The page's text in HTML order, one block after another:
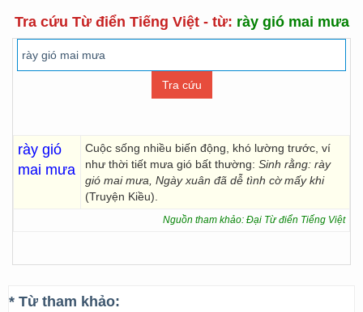
Tra cứu Từ điển Tiếng Việt - từ: rày gió mai mưa
rày gió
mai mưa
Cuộc sống nhiều biến động, khó lường trước, ví
như thời tiết mưa gió bất thường: Sinh rằng: rày
gió mai mưa, Ngày xuân đã dễ tình cờ mấy khi
(Truyện Kiều).
Nguồn tham khảo: Đại Từ điển Tiếng Việt
* Từ tham khảo: